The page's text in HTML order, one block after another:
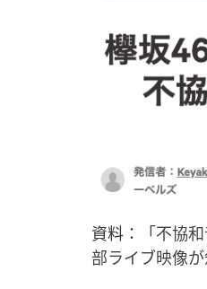
資料：
「不協
部ライブ映像